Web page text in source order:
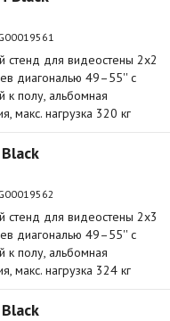
стенд для видеостены 2х2
диагональю 49–55'' с
к полу, альбомная
макс. нагрузка 320 кг
стенд для видеостены 2х3
диагональю 49–55'' с
к полу, альбомная
макс. нагрузка 324 кг